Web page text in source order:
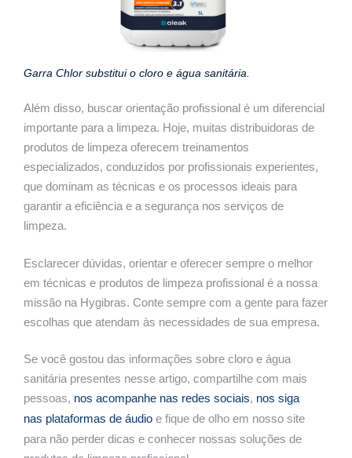
Garra Chlor substitui o cloro e água sanitária.
Além disso, buscar orientação profissional é um diferencial
importante para a limpeza. Hoje, muitas distribuidoras de
produtos de limpeza oferecem treinamentos
especializados, conduzidos por profissionais experientes,
que dominam as técnicas e os processos ideais para
garantir a eficiência e a segurança nos serviços de
limpeza.
Esclarecer dúvidas, orientar e oferecer sempre o melhor
em técnicas e produtos de limpeza profissional é a nossa
missão na Hygibras. Conte sempre com a gente para fazer
escolhas que atendam às necessidades de sua empresa.
Se você gostou das informações sobre cloro e água
sanitária presentes nesse artigo, compartilhe com mais
pessoas, nos acompanhe nas redes sociais, nos siga
nas plataformas de áudio e fique de olho em nosso site
para não perder dicas e conhecer nossas soluções de